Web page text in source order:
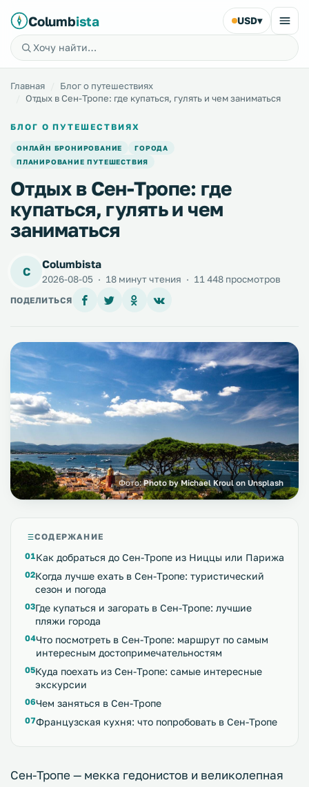
Columbista USD▾
Главная
Блог о путешествиях
Отдых в Сен-Тропе: где купаться, гулять и чем заниматься
БЛОГ О ПУТЕШЕСТВИЯХ
ОНЛАЙН БРОНИРОВАНИЕ
ГОРОДА
ПЛАНИРОВАНИЕ ПУТЕШЕСТВИЯ
Отдых в Сен-Тропе: где
купаться, гулять и чем
заниматься
C
Columbista
2026-08-05 · 18 минут чтения · 11 448 просмотров
ПОДЕЛИТЬСЯ
Фото:Photo by Michael Kroul on Unsplash
СОДЕРЖАНИЕ
Как добраться до Сен-Тропе из Ниццы или Парижа
Когда лучше ехать в Сен-Тропе: туристический
сезон и погода
Где купаться и загорать в Сен-Тропе: лучшие
пляжи города
Что посмотреть в Сен-Тропе: маршрут по самым
интересным достопримечательностям
Куда поехать из Сен-Тропе: самые интересные
экскурсии
Чем заняться в Сен-Тропе
Французская кухня: что попробовать в Сен-Тропе
Сен-Тропе — мекка гедонистов и великолепная